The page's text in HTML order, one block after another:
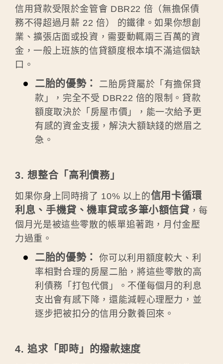
信用貸款受限於金管會 DBR22 倍（無擔保債
務不得超過月薪 22 倍） 的鐵律。如果你想創
業、擴張店面或投資，需要動輒兩三百萬的資
金，一般上班族的信貸額度根本填不滿這個缺
口。
二胎的優勢：
二胎房貸屬於「有擔保貸
款」，完全不受 DBR22 倍的限制。貸款
額度取決於「房屋市價」，能一次給予更
有感的資金支援，解決大額缺錢的燃眉之
急。
3. 想整合「高利債務」
如果你身上同時揹了 10% 以上的信用卡循環
利息、手機貸、機車貸或多筆小額信貸 ，每
個月光是被這些零散的帳單追著跑，月付金壓
力過重。
二胎的優勢：
你可以利用額度較大、利
率相對合理的房屋二胎，將這些零散的高
利債務「打包代償」。不僅每個月的利息
支出會有感下降，還能減輕心理壓力，並
逐步把被扣分的信用分數養回來。
4. 追求 「 即時 」 的撥款速度